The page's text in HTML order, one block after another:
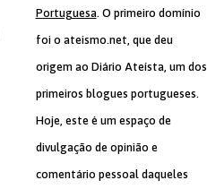
Portuguesa. O primeiro domínio
foi o ateismo.net, que deu
origem ao Diário Ateísta, um dos
primeiros blogues portugueses.
Hoje, este é um espaço de
divulgação de opinião e
comentário pessoal daqueles